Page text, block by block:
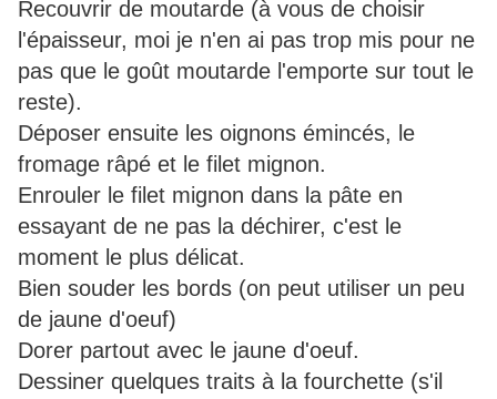
Recouvrir de moutarde (à vous de choisir
l'épaisseur, moi je n'en ai pas trop mis pour ne
pas que le goût moutarde l'emporte sur tout le
reste).
Déposer ensuite les oignons émincés, le
fromage râpé et le filet mignon.
Enrouler le filet mignon dans la pâte en
essayant de ne pas la déchirer, c'est le
moment le plus délicat.
Bien souder les bords (on peut utiliser un peu
de jaune d'oeuf)
Dorer partout avec le jaune d'oeuf.
Dessiner quelques traits à la fourchette (s'il